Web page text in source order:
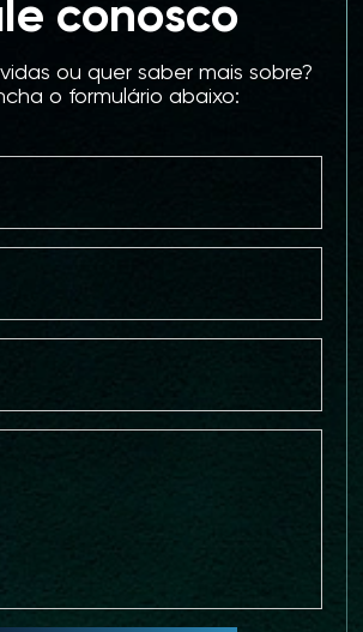
conosco
ou quer saber mais sobre?
o formulário abaixo: